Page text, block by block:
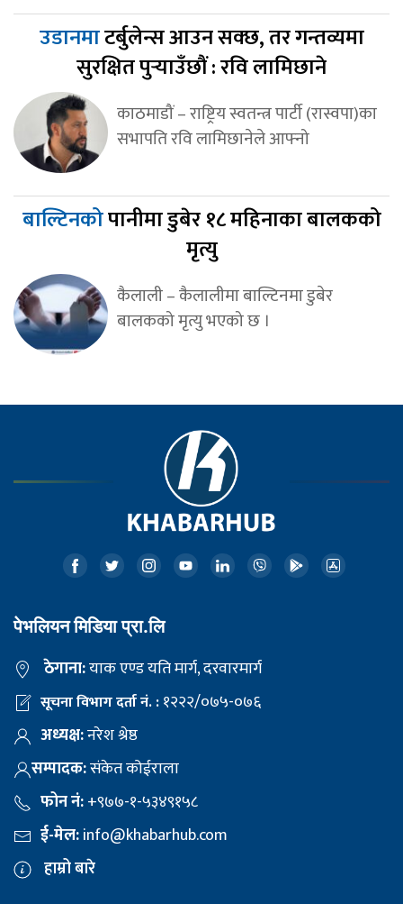
उडानमाटर्बुलेन्स आउन सक्छ, तर गन्तव्यमा
सुरक्षित पुर्‍याउँछौं : रवि लामिछाने
काठमाडौं – राष्ट्रिय स्वतन्त्र पार्टी (रास्वपा)का
सभापति रवि लामिछानेले आफ्नो
बाल्टिनकोपानीमा डुबेर १८ महिनाका बालकको
मृत्यु
कैलाली – कैलालीमा बाल्टिनमा डुबेर
बालकको मृत्यु भएको छ ।
पेभलियन मिडिया प्रा.लि
ठेगाना:याक एण्ड यति मार्ग, दरवारमार्ग
सूचना विभाग दर्ता नं. :१२२२/०७५-०७६
अध्यक्ष:नरेश श्रेष्ठ
सम्पादक:संकेत कोईराला
फोन नं:+९७७-१-५३४९१५८
ई-मेल:info@khabarhub.com
हाम्रो बारे